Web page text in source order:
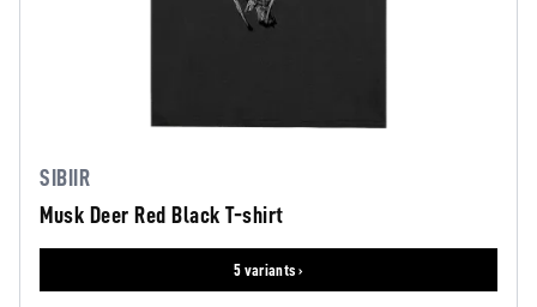
SIBIIR
Musk Deer Red Black T-shirt
5 variants ›